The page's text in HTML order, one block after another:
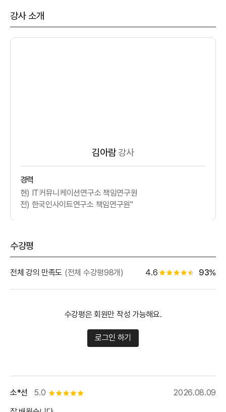
강사 소개
김아람강사
경력
현) IT커뮤니케이션연구소 책임연구원
전) 한국인사이트연구소 책임연구원"
수강평
전체 강의 만족도 (전체 수강평98개) 4.6 별점 4.5개 별점 백
93%
수강평은 회원만 작성 가능해요.
로그인 하기
5.0 별점 5개
소*선
2026.08.09